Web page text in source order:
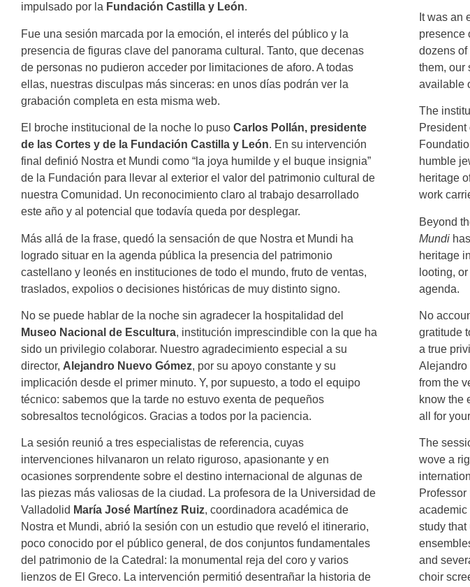
impulsado por la Fundación Castilla y León.
Fue una sesión marcada por la emoción, el interés del público y la
presencia de figuras clave del panorama cultural. Tanto, que decenas
de personas no pudieron acceder por limitaciones de aforo. A todas
ellas, nuestras disculpas más sinceras: en unos días podrán ver la
grabación completa en esta misma web.
El broche institucional de la noche lo puso Carlos Pollán, presidente
de las Cortes y de la Fundación Castilla y León. En su intervención
final definió Nostra et Mundi como “la joya humilde y el buque insignia”
de la Fundación para llevar al exterior el valor del patrimonio cultural de
nuestra Comunidad. Un reconocimiento claro al trabajo desarrollado
este año y al potencial que todavía queda por desplegar.
Más allá de la frase, quedó la sensación de que Nostra et Mundi ha
logrado situar en la agenda pública la presencia del patrimonio
castellano y leonés en instituciones de todo el mundo, fruto de ventas,
traslados, expolios o decisiones históricas de muy distinto signo.
No se puede hablar de la noche sin agradecer la hospitalidad del
Museo Nacional de Escultura, institución imprescindible con la que ha
sido un privilegio colaborar. Nuestro agradecimiento especial a su
director, Alejandro Nuevo Gómez, por su apoyo constante y su
implicación desde el primer minuto. Y, por supuesto, a todo el equipo
técnico: sabemos que la tarde no estuvo exenta de pequeños
sobresaltos tecnológicos. Gracias a todos por la paciencia.
La sesión reunió a tres especialistas de referencia, cuyas
intervenciones hilvanaron un relato riguroso, apasionante y en
ocasiones sorprendente sobre el destino internacional de algunas de
las piezas más valiosas de la ciudad. La profesora de la Universidad de
Valladolid María José Martínez Ruiz, coordinadora académica de
Nostra et Mundi, abrió la sesión con un estudio que reveló el itinerario,
poco conocido por el público general, de dos conjuntos fundamentales
del patrimonio de la Catedral: la monumental reja del coro y varios
lienzos de El Greco. La intervención permitió desentrañar la historia de
It was an
presence
dozens of
them, our
available
The
President
humble
heritage
work
Beyond
Mundi
heritage
looting,
agenda.
No
gratitude
a true
Alejandro
from the
know the
all for
The
wove a
academic
study that
and
choir